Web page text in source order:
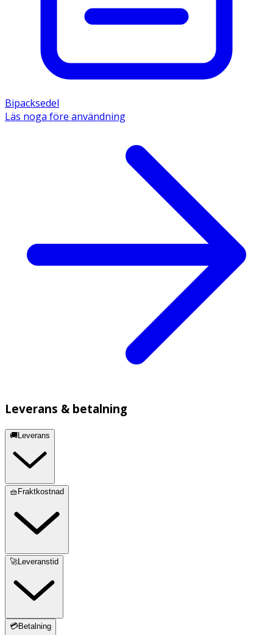
Bipacksedel
Läs noga före användning
Leverans & betalning
🚚Leverans
🧺Fraktkostnad
🚀Leveranstid
💳Betalning